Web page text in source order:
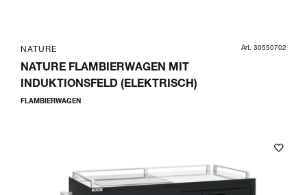
NATURE Art. 30550702
NATURE FLAMBIERWAGEN MIT
INDUKTIONSFELD (ELEKTRISCH)
FLAMBIERWAGEN